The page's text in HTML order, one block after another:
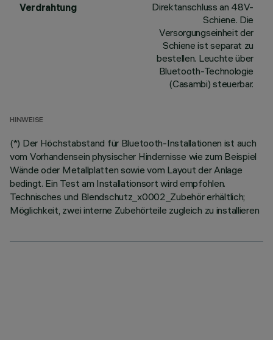
Verdrahtung
Direktanschluss an 48V-
Schiene. Die
Versorgungseinheit der
Schiene ist separat zu
bestellen. Leuchte über
Bluetooth-Technologie
(Casambi) steuerbar.
HINWEISE
(*) Der Höchstabstand für Bluetooth-Installationen ist auch
vom Vorhandensein physischer Hindernisse wie zum Beispiel
Wände oder Metallplatten sowie vom Layout der Anlage
bedingt. Ein Test am Installationsort wird empfohlen.
Technisches und Blendschutz_x0002_Zubehör erhältlich;
Möglichkeit, zwei interne Zubehörteile zugleich zu installieren